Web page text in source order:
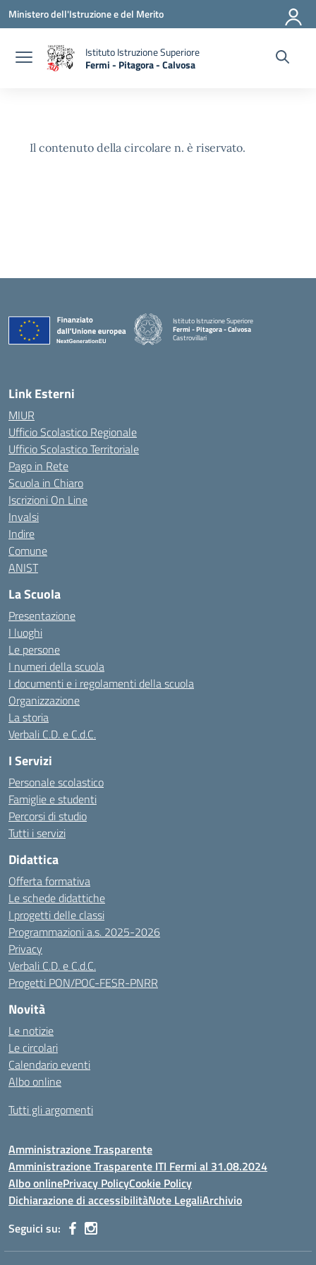
Vai ai contenuti
Vai al menu di navigazione
Vai al footer
Ministero dell'Istruzione e del Merito
Istituto Istruzione Superiore
Fermi - Pitagora - Calvosa
— Visita la pagina iniziale della scuola
Il contenuto della circolare n. è riservato.
Istituto Istruzione Superiore
Fermi - Pitagora - Calvosa
Castrovillari
Link Esterni
MIUR
Ufficio Scolastico Regionale
Ufficio Scolastico Territoriale
Pago in Rete
Scuola in Chiaro
Iscrizioni On Line
Invalsi
Indire
Comune
ANIST
La Scuola
Presentazione
I luoghi
Le persone
I numeri della scuola
I documenti e i regolamenti della scuola
Organizzazione
La storia
Verbali C.D. e C.d.C.
I Servizi
Personale scolastico
Famiglie e studenti
Percorsi di studio
Tutti i servizi
Didattica
Offerta formativa
Le schede didattiche
I progetti delle classi
Programmazioni a.s. 2025-2026
Privacy
Verbali C.D. e C.d.C.
Progetti PON/POC-FESR-PNRR
Novità
Le notizie
Le circolari
Calendario eventi
Albo online
Tutti gli argomenti
Amministrazione Trasparente
Amministrazione Trasparente ITI Fermi al 31.08.2024
Albo onlinePrivacy PolicyCookie Policy
Dichiarazione di accessibilitàNote LegaliArchivio
Seguici su: